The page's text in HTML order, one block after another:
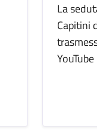
La
Capitini